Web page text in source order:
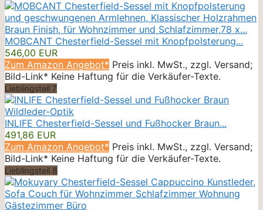
MOBCANT Chesterfield-Sessel mit Knopfpolsterung...
546,00 EUR
Zum Amazon Angebot* Preis inkl. MwSt., zzgl. Versand;
Bild-Link* Keine Haftung für die Verkäufer-Texte.
Lieblingsteil 7
INLIFE Chesterfield-Sessel und Fußhocker Braun...
491,86 EUR
Zum Amazon Angebot* Preis inkl. MwSt., zzgl. Versand;
Bild-Link* Keine Haftung für die Verkäufer-Texte.
Lieblingsteil 8